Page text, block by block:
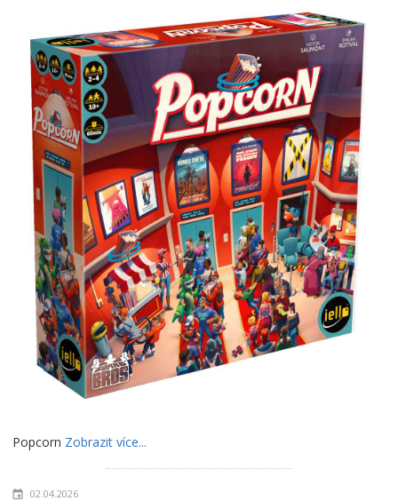
Popcorn Zobrazit více...
02.04.2026